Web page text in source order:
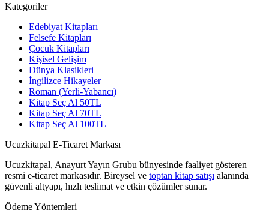
Kategoriler
Edebiyat Kitapları
Felsefe Kitapları
Çocuk Kitapları
Kişisel Gelişim
Dünya Klasikleri
İngilizce Hikayeler
Roman (Yerli-Yabancı)
Kitap Seç Al 50TL
Kitap Seç Al 70TL
Kitap Seç Al 100TL
Ucuzkitapal E-Ticaret Markası
Ucuzkitapal, Anayurt Yayın Grubu bünyesinde faaliyet gösteren
resmi e-ticaret markasıdır. Bireysel ve toptan kitap satışı alanında
güvenli altyapı, hızlı teslimat ve etkin çözümler sunar.
Ödeme Yöntemleri